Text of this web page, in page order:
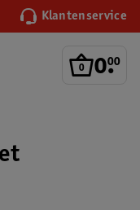
Klantenservice
0.
00